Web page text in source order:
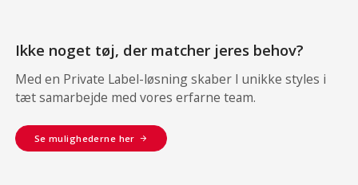
Ikke noget tøj, der matcher jeres behov?
Med en Private Label-løsning skaber I unikke styles i
tæt samarbejde med vores erfarne team.
Se mulighederne her